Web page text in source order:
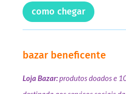
como chegar
bazar beneficente
Loja Bazar:produtos doados e